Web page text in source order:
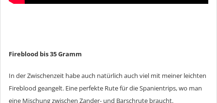
Fireblood bis 35 Gramm
In der Zwischenzeit habe auch natürlich auch viel mit meiner leichten
Fireblood geangelt. Eine perfekte Rute für die Spanientrips, wo man
eine Mischung zwischen Zander- und Barschrute braucht.